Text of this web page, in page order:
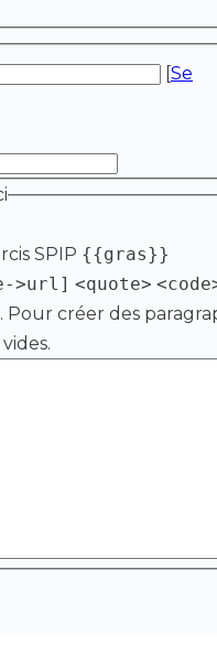
[Se
SPIP {{gras}}
>url] <quote>
. Pour créer des